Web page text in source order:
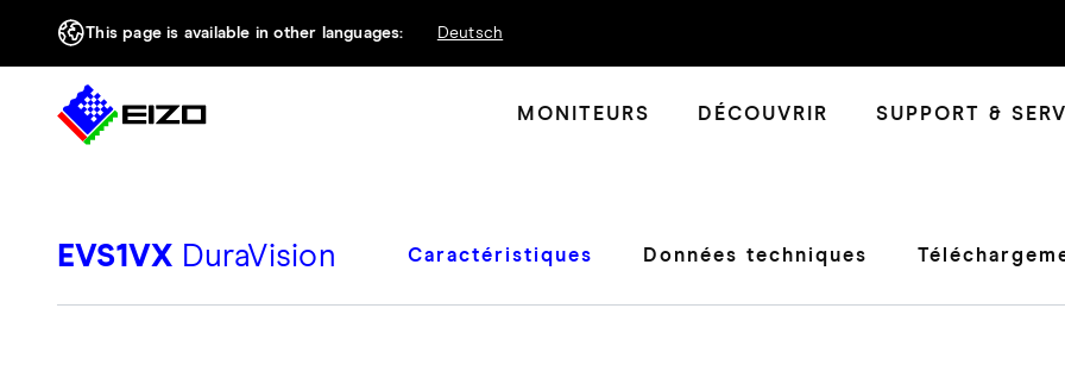
This page is available in other languages: Deutsch
MONITEURS DÉCOUVRIR SUPPORT &
EVS1VX DuraVision Caractéristiques Données techniques